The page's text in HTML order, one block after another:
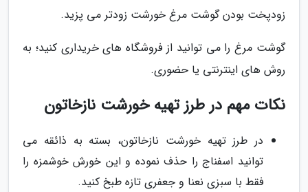
زودپخت بودن گوشت مرغ خورشت زودتر می پزید.
گوشت مرغ را می توانید از فروشگاه های خریداری کنید؛ به
روش های اینترنتی یا حضوری.
نکات مهم در طرز تهیه خورشت نازخاتون
در طرز تهیه خورشت نازخاتون، بسته به ذائقه می
توانید اسفناج را حذف نموده و این خورش خوشمزه را
فقط با سبزی نعنا و جعفری تازه طبخ کنید.